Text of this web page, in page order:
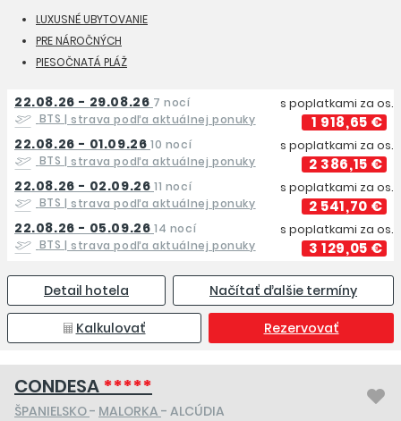
LUXUSNÉ UBYTOVANIE
PRE NÁROČNÝCH
PIESOČNATÁ PLÁŽ
22.08.26 - 29.08.26 7 nocí
BTS| strava podľa aktuálnej ponuky
s poplatkami za os.
1 918,65 €
22.08.26 - 01.09.26 10 nocí
BTS| strava podľa aktuálnej ponuky
s poplatkami za os.
2 386,15 €
22.08.26 - 02.09.26 11 nocí
BTS| strava podľa aktuálnej ponuky
s poplatkami za os.
2 541,70 €
22.08.26 - 05.09.26 14 nocí
BTS| strava podľa aktuálnej ponuky
s poplatkami za os.
3 129,05 €
Detail hotela Načítať ďalšie termíny
Kalkulovať Rezervovať
CONDESA*****
ŠPANIELSKO- MALORKA - ALCÚDIA